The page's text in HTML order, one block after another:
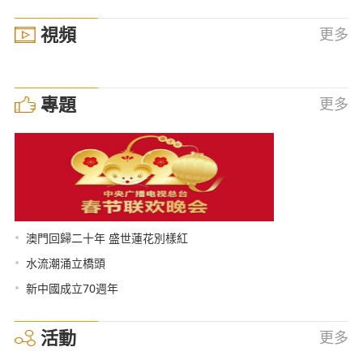
視頻 更多
專題 更多
• 澳門回歸二十年 盛世蓮花別樣紅
• 水流潮涌立橋頭
• 新中國成立70週年
活動 更多